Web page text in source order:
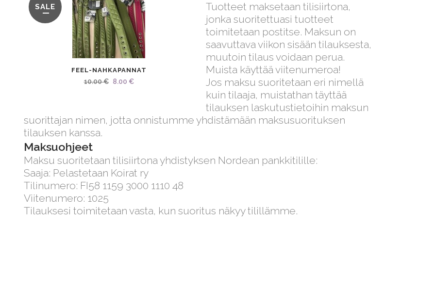
SALE
muunnelma.
Voit
tehdä
valinnat
tuotteen
sivulla.
FEEL-NAHKAPANNAT
10.00€ Alkuperäinen
10.00 €.
8.00 €Nykyinen
8.00 €.
Tuotteet maksetaan tilisiirtona,
jonka suoritettuasi tuotteet
toimitetaan postitse. Maksun on
saavuttava viikon sisään tilauksesta,
muutoin tilaus voidaan perua.
Muista käyttää viitenumeroa!
Jos maksu suoritetaan eri nimellä
kuin tilaaja, muistathan täyttää
tilauksen laskutustietoihin maksun
suorittajan nimen, jotta onnistumme yhdistämään maksusuorituksen
tilauksen kanssa.
Maksuohjeet
Maksu suoritetaan tilisiirtona yhdistyksen Nordean pankkitilille:
Saaja: Pelastetaan Koirat ry
Tilinumero: FI58 1159 3000 1110 48
Viitenumero: 1025
Tilauksesi toimitetaan vasta, kun suoritus näkyy tilillämme.